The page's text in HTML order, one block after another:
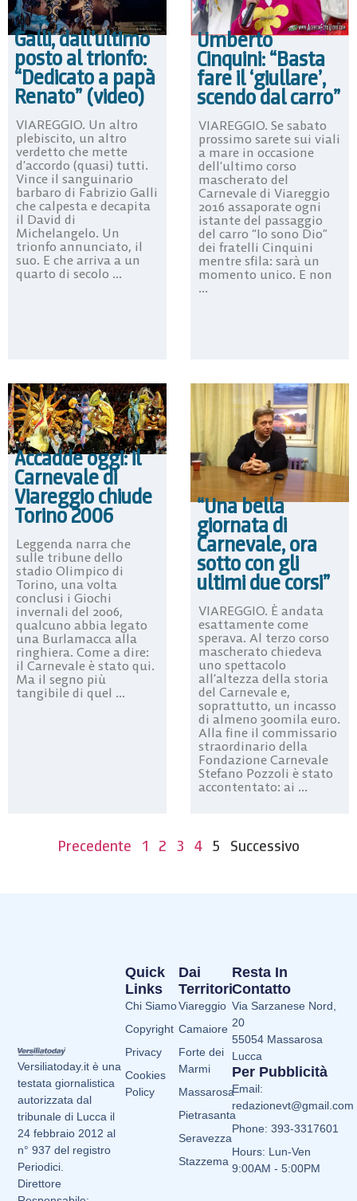
Galli, dall’ultimo
posto al trionfo:
“Dedicato a papà
Renato” (video)
VIAREGGIO. Un altro
plebiscito, un altro
verdetto che mette
d’accordo (quasi) tutti.
Vince il sanguinario
barbaro di Fabrizio Galli
che calpesta e decapita
il David di
Michelangelo. Un
trionfo annunciato, il
suo. E che arriva a un
quarto di secolo ...
Umberto
Cinquini: “Basta
fare il ‘giullare’,
scendo dal carro”
VIAREGGIO. Se sabato
prossimo sarete sui viali
a mare in occasione
dell’ultimo corso
mascherato del
Carnevale di Viareggio
2016 assaporate ogni
istante del passaggio
del carro “Io sono Dio”
dei fratelli Cinquini
mentre sfila: sarà un
momento unico. E non
...
Accadde oggi: il
Carnevale di
Viareggio chiude
Torino 2006
Leggenda narra che
sulle tribune dello
stadio Olimpico di
Torino, una volta
conclusi i Giochi
invernali del 2006,
qualcuno abbia legato
una Burlamacca alla
ringhiera. Come a dire:
il Carnevale è stato qui.
Ma il segno più
tangibile di quel ...
“Una bella
giornata di
Carnevale, ora
sotto con gli
ultimi due corsi”
VIAREGGIO. È andata
esattamente come
sperava. Al terzo corso
mascherato chiedeva
uno spettacolo
all’altezza della storia
del Carnevale e,
soprattutto, un incasso
di almeno 300mila euro.
Alla fine il commissario
straordinario della
Fondazione Carnevale
Stefano Pozzoli è stato
accontentato: ai ...
Precedente 1 2 3 4 5 Successivo
Versiliatoday.it è una
testata giornalistica
autorizzata dal
tribunale di Lucca il
24 febbraio 2012 al
n° 937 del registro
Periodici.
Direttore
Dai
Territori
Viareggio
Camaiore
Forte dei
Marmi
Massarosa
Pietrasanta
Seravezza
Stazzema
Quick
Links
Chi Siamo
Copyright
Privacy
Cookies
Policy
Resta In
Contatto
Via Sarzanese Nord,
20
55054 Massarosa
Lucca
Per Pubblicità
Email:
redazionevt@gmail.com
Phone: 393-3317601
Hours: Lun-Ven
9:00AM - 5:00PM